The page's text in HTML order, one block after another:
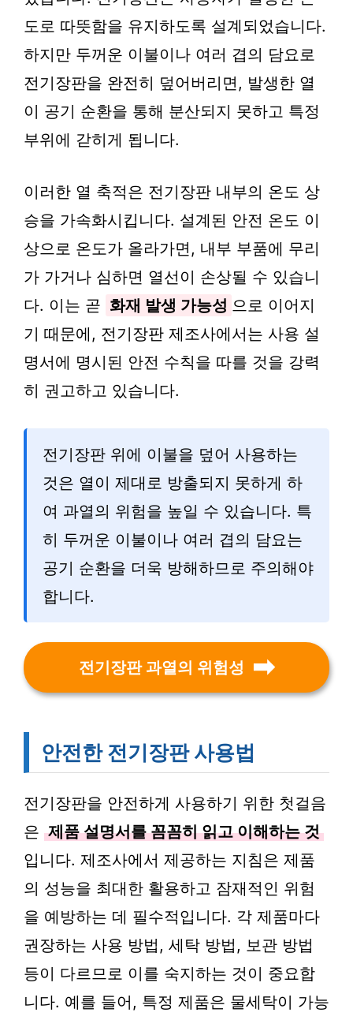
도로 따뜻함을 유지하도록 설계되었습니다.
하지만 두꺼운 이불이나 여러 겹의 담요로
전기장판을 완전히 덮어버리면, 발생한 열
이 공기 순환을 통해 분산되지 못하고 특정
부위에 갇히게 됩니다.
이러한 열 축적은 전기장판 내부의 온도 상
승을 가속화시킵니다. 설계된 안전 온도 이
상으로 온도가 올라가면, 내부 부품에 무리
가 가거나 심하면 열선이 손상될 수 있습니
다. 이는 곧 화재 발생 가능성 으로 이어지
기 때문에, 전기장판 제조사에서는 사용 설
명서에 명시된 안전 수칙을 따를 것을 강력
히 권고하고 있습니다.
전기장판 위에 이불을 덮어 사용하는
것은 열이 제대로 방출되지 못하게 하
여 과열의 위험을 높일 수 있습니다. 특
히 두꺼운 이불이나 여러 겹의 담요는
공기 순환을 더욱 방해하므로 주의해야
합니다.
전기장판 과열의 위험성
안전한 전기장판 사용법
전기장판을 안전하게 사용하기 위한 첫걸음
은 제품 설명서를 꼼꼼히 읽고 이해하는 것
입니다. 제조사에서 제공하는 지침은 제품
의 성능을 최대한 활용하고 잠재적인 위험
을 예방하는 데 필수적입니다. 각 제품마다
권장하는 사용 방법, 세탁 방법, 보관 방법
등이 다르므로 이를 숙지하는 것이 중요합
니다. 예를 들어, 특정 제품은 물세탁이 가능